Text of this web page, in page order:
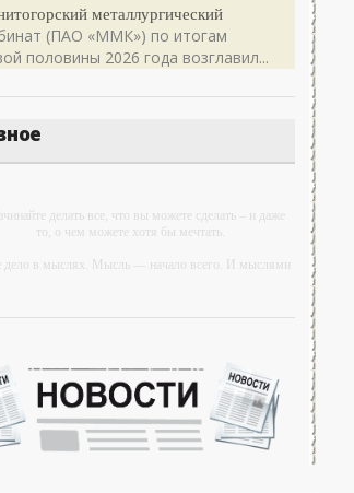
металлургический
(ПАО «ММК») по итогам
половины 2026 года возглавил...
делать все, что вы можете сделать – и даже
то, о чем можете хотя бы мечтать.
дело в мыслях. Мысль — начало всего. И мыслями
большое богатство — это ум. Самая большая
— глупость. Из всех страхов самый пугающий —
самолюбование.
что можно сделать с хорошим советом, это